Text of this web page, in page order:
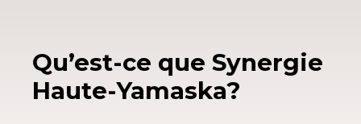
Qu’est-ce que Synergie
Haute-Yamaska?